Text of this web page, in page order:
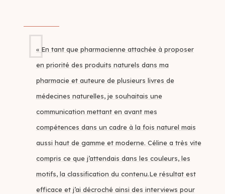
« En tant que pharmacienne attachée à proposer
en priorité des produits naturels dans ma
pharmacie et auteure de plusieurs livres de
médecines naturelles, je souhaitais une
communication mettant en avant mes
compétences dans un cadre à la fois naturel mais
aussi haut de gamme et moderne. Céline a très vite
compris ce que j’attendais dans les couleurs, les
motifs, la classification du contenu.Le résultat est
efficace et j’ai décroché ainsi des interviews pour